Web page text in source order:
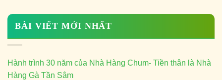
BÀI VIẾT MỚI NHẤT
Hành trình 30 năm của Nhà Hàng Chum- Tiền thân là Nhà
Hàng Gà Tần Sâm